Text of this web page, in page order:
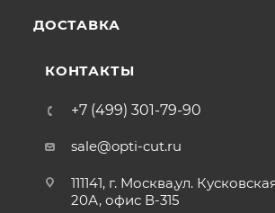
ДОСТАВКА
КОНТАКТЫ
+7 (499) 301-79-90
sale@opti-cut.ru
111141, г. Москва,ул.
20А, офис В-315